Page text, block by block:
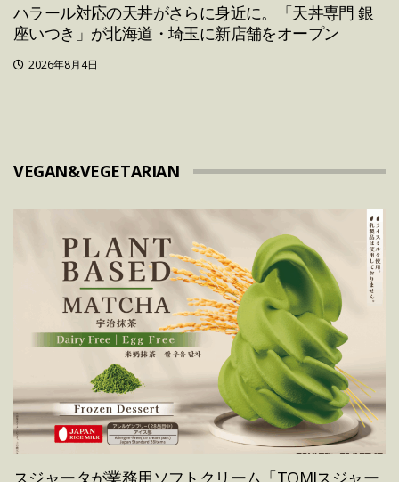
ハラール対応の天丼がさらに身近に。「天丼専門 銀
座いつき」が北海道・埼玉に新店舗をオープン
2026年8月4日
VEGAN&VEGETARIAN
スジャータが業務用ソフトクリーム「TOMIスジャー